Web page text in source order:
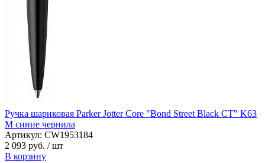
Ручка шариковая Parker Jotter Core "Bond Street Black CT" K63
M синие чернила
Артикул: CW1953184
2 093 руб. / шт
В корзину